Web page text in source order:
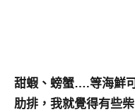
甜蝦、螃蟹….等海鮮
肋排，我就覺得有些